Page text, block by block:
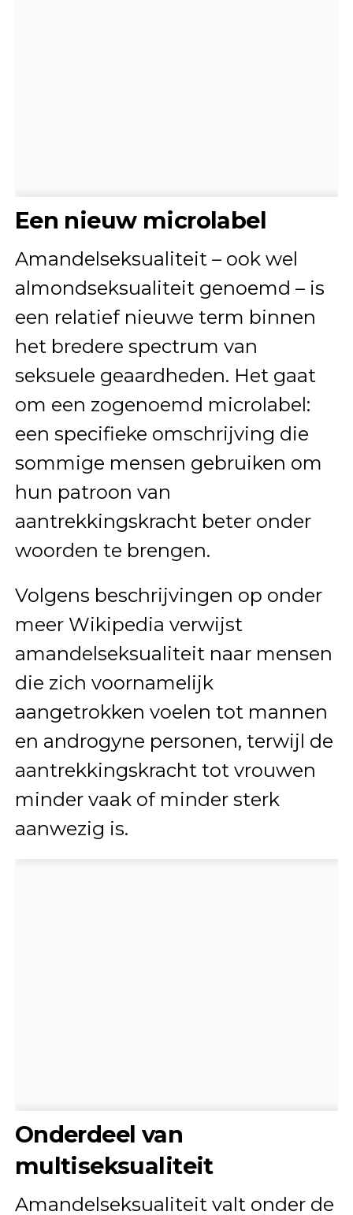
Een nieuw microlabel
Amandelseksualiteit – ook wel
almondseksualiteit genoemd – is
een relatief nieuwe term binnen
het bredere spectrum van
seksuele geaardheden. Het gaat
om een zogenoemd microlabel:
een specifieke omschrijving die
sommige mensen gebruiken om
hun patroon van
aantrekkingskracht beter onder
woorden te brengen.
Volgens beschrijvingen op onder
meer Wikipedia verwijst
amandelseksualiteit naar mensen
die zich voornamelijk
aangetrokken voelen tot mannen
en androgyne personen, terwijl de
aantrekkingskracht tot vrouwen
minder vaak of minder sterk
aanwezig is.
Onderdeel van
multiseksualiteit
Amandelseksualiteit valt onder de